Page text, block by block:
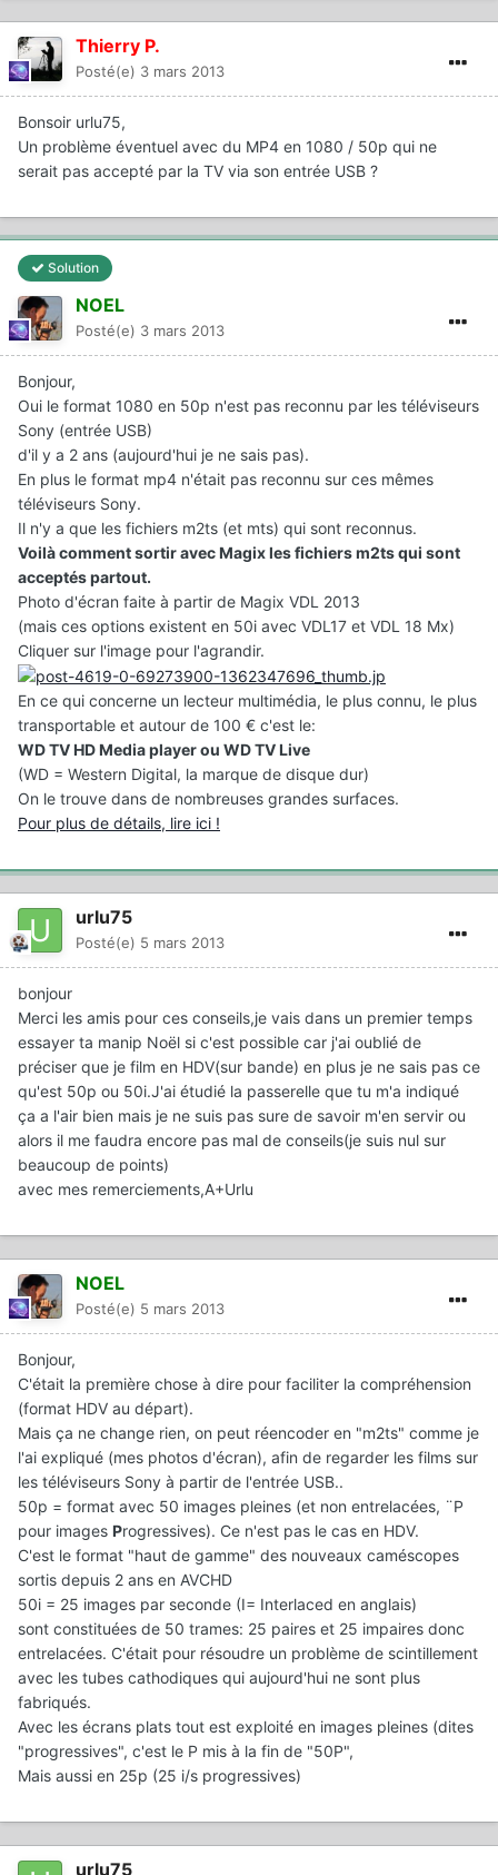
Thierry P.
Posté(e) 3 mars 2013
Bonsoir urlu75,
Un problème éventuel avec du MP4 en 1080 / 50p qui ne
serait pas accepté par la TV via son entrée USB ?
Solution
NOEL
Posté(e) 3 mars 2013
Bonjour,
Oui le format 1080 en 50p n'est pas reconnu par les téléviseurs
Sony (entrée USB)
d'il y a 2 ans (aujourd'hui je ne sais pas).
En plus le format mp4 n'était pas reconnu sur ces mêmes
téléviseurs Sony.
Il n'y a que les fichiers m2ts (et mts) qui sont reconnus.
Voilà comment sortir avec Magix les fichiers m2ts qui sont
acceptés partout.
Photo d'écran faite à partir de Magix VDL 2013
(mais ces options existent en 50i avec VDL17 et VDL 18 Mx)
Cliquer sur l'image pour l'agrandir.
En ce qui concerne un lecteur multimédia, le plus connu, le plus
transportable et autour de 100 € c'est le:
WD TV HD Media player ou WD TV Live
(WD = Western Digital, la marque de disque dur)
On le trouve dans de nombreuses grandes surfaces.
Pour plus de détails, lire ici !
urlu75
Posté(e) 5 mars 2013
bonjour
Merci les amis pour ces conseils,je vais dans un premier temps
essayer ta manip Noël si c'est possible car j'ai oublié de
préciser que je film en HDV(sur bande) en plus je ne sais pas ce
qu'est 50p ou 50i.J'ai étudié la passerelle que tu m'a indiqué
ça a l'air bien mais je ne suis pas sure de savoir m'en servir ou
alors il me faudra encore pas mal de conseils(je suis nul sur
beaucoup de points)
avec mes remerciements,A+Urlu
NOEL
Posté(e) 5 mars 2013
Bonjour,
C'était la première chose à dire pour faciliter la compréhension
(format HDV au départ).
Mais ça ne change rien, on peut réencoder en "m2ts" comme je
l'ai expliqué (mes photos d'écran), afin de regarder les films sur
les téléviseurs Sony à partir de l'entrée USB..
50p = format avec 50 images pleines (et non entrelacées, ¨P
pour images Progressives). Ce n'est pas le cas en HDV.
C'est le format "haut de gamme" des nouveaux caméscopes
sortis depuis 2 ans en AVCHD
50i = 25 images par seconde (I= Interlaced en anglais)
sont constituées de 50 trames: 25 paires et 25 impaires donc
entrelacées. C'était pour résoudre un problème de scintillement
avec les tubes cathodiques qui aujourd'hui ne sont plus
fabriqués.
Avec les écrans plats tout est exploité en images pleines (dites
"progressives", c'est le P mis à la fin de "50P",
Mais aussi en 25p (25 i/s progressives)
urlu75